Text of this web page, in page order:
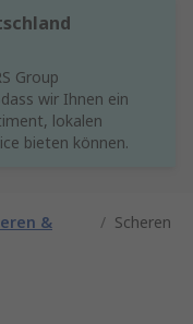
Group
wir Ihnen ein
lokalen
bieten können.
&
/ Scheren